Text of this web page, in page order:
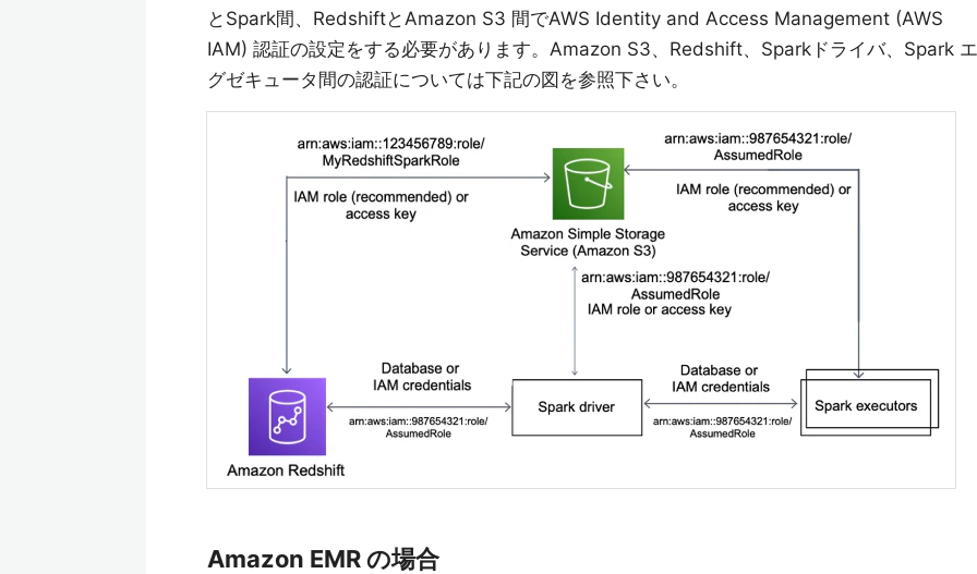
とSpark間、RedshiftとAmazon S3 間でAWS Identity and Access Management (AWS
IAM) 認証の設定をする必要があります。Amazon S3、Redshift、Sparkドライバ、Spark エ
グゼキュータ間の認証については下記の図を参照下さい。
Amazon EMR の場合